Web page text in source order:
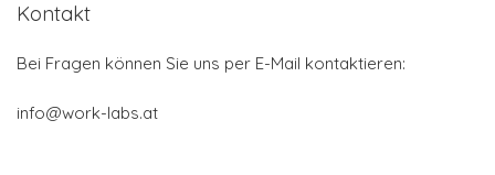
Kontakt
Bei Fragen können Sie uns per E-Mail kontaktieren:
info@work-labs.at